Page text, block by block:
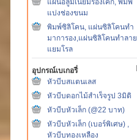
แผ่นอลูมิเนียมรองเค้ก, พิมพ์
แบ่งช่องขนม
พิมพ์ซิลิโคน, แผ่นซิลิโคนทำ
มาการอง,แผ่นซิลิโคนทำลาย
แยมโรล
อุปกรณ์เบเกอรี่
หัวบีบสแตนเลส
หัวบีบดอกไม้สำเร็จรูป 3มิติ
หัวบีบหัวเล็ก (@22 บาท)
หัวบีบหัวเล็ก (เบอร์พิเศษ) ,
หัวบีบทองเหลือง